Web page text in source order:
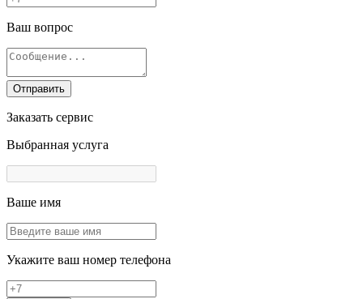
Ваш вопрос
Отправить
Заказать сервис
Выбранная услуга
Ваше имя
Укажите ваш номер телефона